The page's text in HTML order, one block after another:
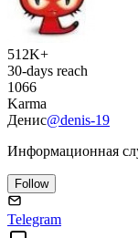
512K+
30-days reach
1066
Karma
Денис@denis-19
Информационная
Follow
Telegram